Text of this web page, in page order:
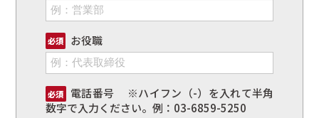
必須 お役職
必須
電話番号 ※ハイフン（-）を入れて半角
数字で入力ください。例：03-6859-5250